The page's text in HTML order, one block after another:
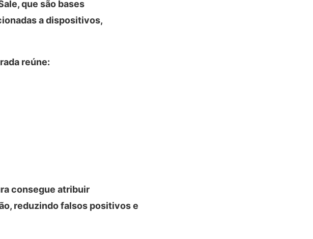
que são bases
a dispositivos,
reúne:
consegue atribuir
reduzindo falsos positivos e